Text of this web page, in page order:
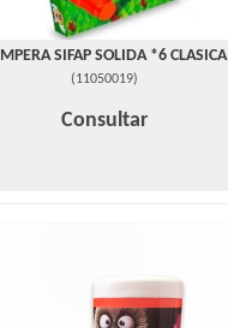
SIFAP SOLIDA *6 CLASICA
(11050019)
Consultar